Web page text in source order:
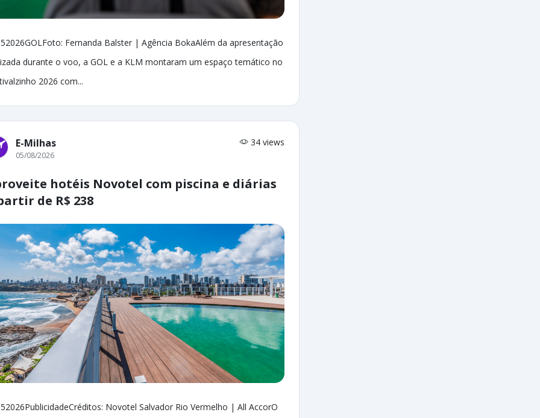
Fernanda Balster | Agência BokaAlém da apresentação
durante o voo, a GOL e a KLM montaram um espaço temático no
2026 com...
E-Milhas 34 views
05/08/2026
hotéis Novotel com piscina e diárias
de R$ 238
Novotel Salvador Rio Vermelho | All AccorO